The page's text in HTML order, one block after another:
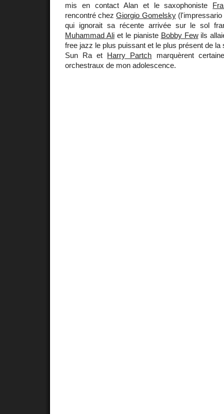
mis en contact Alan et le saxophoniste
rencontré chezGiorgio Gomelsky(l'impressario
qui ignorait sa récente arrivée sur le sol
Muhammad Aliet le pianiste Bobby Fewils
free jazz le plus puissant et le plus présent de la
Sun Ra et Harry Partch marquèrent
orchestraux de mon adolescence.